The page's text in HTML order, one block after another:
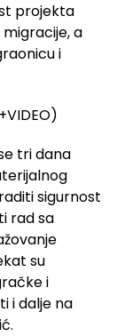
projekta
a
i
tri dana
sigurnost
rad sa
su
i
i dalje na